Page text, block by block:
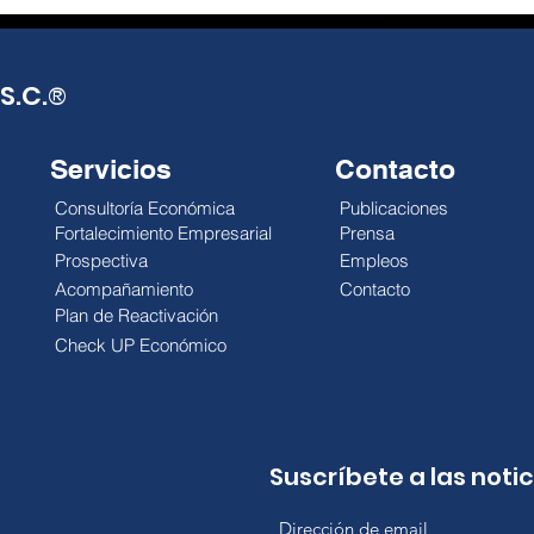
Enero, ¡cuidado con las
y dan paso a una nueva
cuesta de enero. Esta vez,
con precios aún más altos y...
12
La
®
Servicios
Consultoría Económica
Fortalecimiento Empresarial
Prospectiva
Acompañamiento
Plan de Reactivación
Contacto
Publicaciones
Prensa
Empleos
Contacto
Check UP Económico
Suscríbete a las